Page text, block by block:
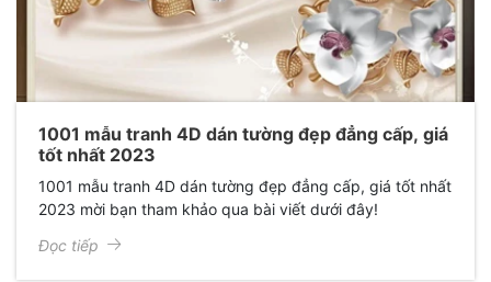
1001 mẫu tranh 4D dán tường đẹp đẳng cấp, giá
tốt nhất 2023
1001 mẫu tranh 4D dán tường đẹp đẳng cấp, giá tốt nhất
2023 mời bạn tham khảo qua bài viết dưới đây!
Đọc tiếp